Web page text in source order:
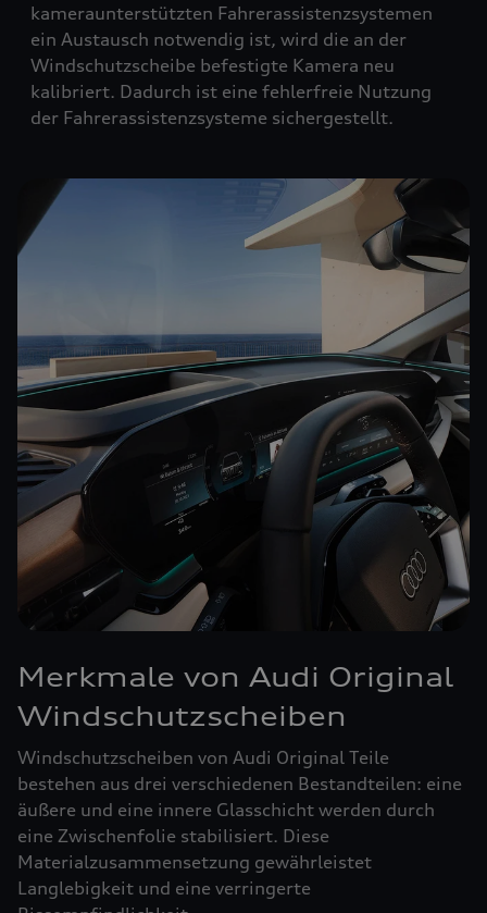
kameraunterstützten Fahrerassistenzsystemen
ein Austausch notwendig ist, wird die an der
Windschutzscheibe befestigte Kamera neu
kalibriert. Dadurch ist eine fehlerfreie Nutzung
der Fahrerassistenzsysteme sichergestellt.
Merkmale von Audi Original
Windschutzscheiben
Windschutzscheiben von Audi Original Teile
bestehen aus drei verschiedenen Bestandteilen: eine
äußere und eine innere Glasschicht werden durch
eine Zwischenfolie stabilisiert. Diese
Materialzusammensetzung gewährleistet
Langlebigkeit und eine verringerte